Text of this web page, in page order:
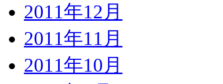
2011年12月
2011年11月
2011年10月